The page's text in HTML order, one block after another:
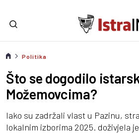
Politika
Što se dogodilo
Možemovcima?
Iako su zadržali vlast u Pazinu,
lokalnim izborima 2025. doživjela